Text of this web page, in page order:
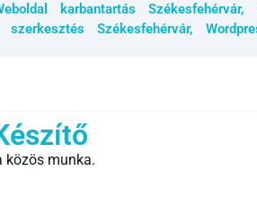
karbantartás Székesfehérvár,
szerkesztés Székesfehérvár,
közös munka.